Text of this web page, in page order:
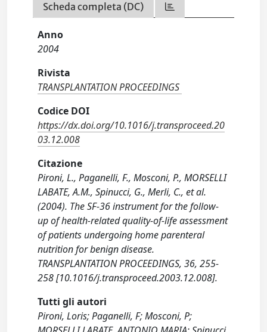
Scheda completa (DC)
Anno
2004
Rivista
TRANSPLANTATION PROCEEDINGS
Codice DOI
https://dx.doi.org/10.1016/j.transproceed.20
03.12.008
Citazione
Pironi, L., Paganelli, F., Mosconi, P., MORSELLI
LABATE, A.M., Spinucci, G., Merli, C., et al.
(2004). The SF-36 instrument for the follow-
up of health-related quality-of-life assessment
of patients undergoing home parenteral
nutrition for benign disease.
TRANSPLANTATION PROCEEDINGS, 36, 255-
258 [10.1016/j.transproceed.2003.12.008].
Tutti gli autori
Pironi, Loris; Paganelli, F; Mosconi, P;